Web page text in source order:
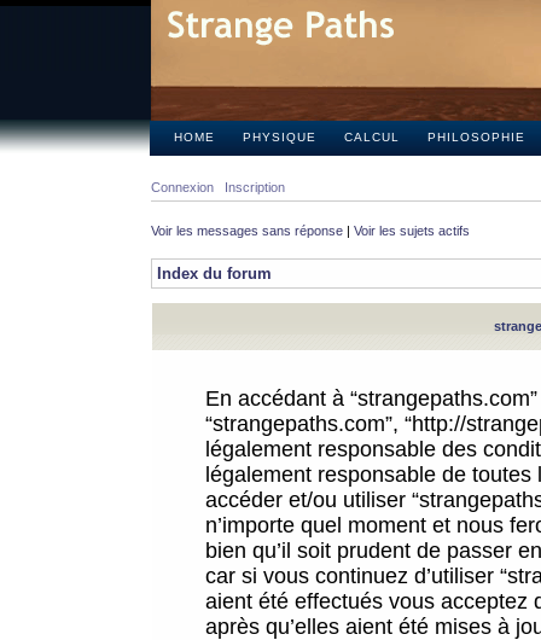
HOME PHYSIQUE CALCUL PHILOSOPHIE
Connexion Inscription
Voir les messages sans réponse | Voir les sujets actifs
Index du forum
En accédant à
“strangepaths.com”, “http://
légalement responsable des
légalement responsable de
accéder et/ou utiliser
n’importe quel moment et nous
bien qu’il soit prudent de passer
car si vous continuez d’utiliser
aient été effectués vous acceptez
après qu’elles aient été mises à